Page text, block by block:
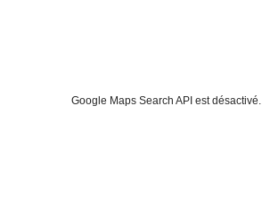
Google Maps Search API est désactivé.